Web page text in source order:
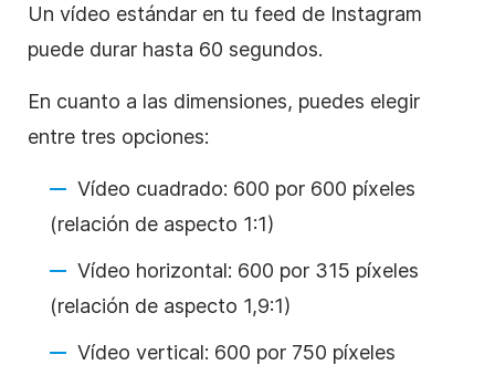
Un vídeo estándar en tu feed de Instagram
puede durar hasta 60 segundos.
En cuanto a las dimensiones, puedes elegir
entre tres opciones:
Vídeo cuadrado: 600 por 600 píxeles
(relación de aspecto 1:1)
Vídeo horizontal: 600 por 315 píxeles
(relación de aspecto 1,9:1)
Vídeo vertical: 600 por 750 píxeles